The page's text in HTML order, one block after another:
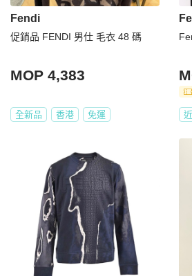
Fendi
促銷品 FENDI 男仕 毛衣 48 碼
MOP 4,383
全新品 香港 免運